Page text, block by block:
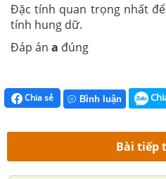
Đặc tính quan trọng nhất
tính hung dữ.
Đáp án a đúng
Chia sẻ Bình luận
Bài tiếp